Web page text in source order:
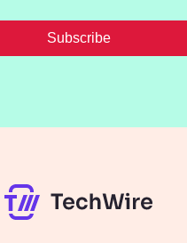
Subscribe